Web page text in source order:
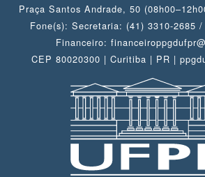
Praça Santos Andrade, 50
Fone(s): Secretaria: (41) 3310-2685
Financeiro:
CEP 80020300 | Curitiba | PR |